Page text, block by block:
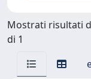
Mostrati risultati
di 1